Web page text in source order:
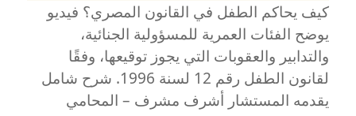
كيف يحاكم الطفل في القانون المصري؟ فيديو
يوضح الفئات العمرية للمسؤولية الجنائية،
والتدابير والعقوبات التي يجوز توقيعها، وفقًا
لقانون الطفل رقم 12 لسنة 1996. شرح شامل
يقدمه المستشار أشرف مشرف – المحامي